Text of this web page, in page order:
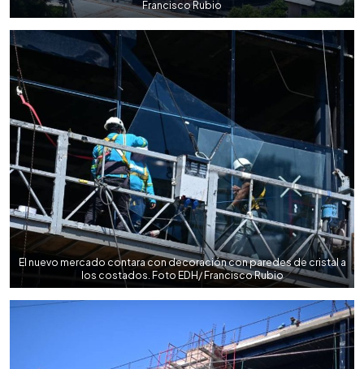
Francisco Rubio
El nuevo mercado contara con decoración con paredes de cristal a
los costados. Foto EDH/ Francisco Rubio